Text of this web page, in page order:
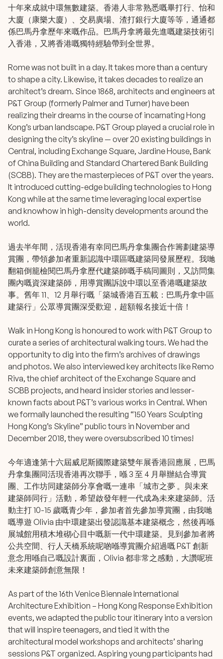
十年來成就中環無數建築。香港人非常熟悉嘅畢打行、怡和
大廈（康樂大廈）、交易廣場、渣打銀行大廈等等，通通都
係巴馬丹拿歷年來嘅作品。巴馬丹拿將最先進嘅建築技術引
入香港，又將香港嘅獨特經驗帶到全世界。
Rome was not built in a day. It takes more than a century
to shape a city. Likewise, it takes decades to realize an
architect’s dream. Since 1868, architects and engineers at
P&T Group (formerly Palmer and Turner) have been
realizing their dreams in the course of incarnating Hong
Kong’s urban landscape. P&T Group played a crucial role in
designing the city’s skyline — over 20 existing buildings in
Central, including Exchange Square, Jardine House, Bank
of China Building and Standard Chartered Bank Building
(SCBB). They are the masterpieces of P&T over the years.
It introduced cutting-edge building technologies to Hong
Kong while at the same time leveraging local expertise
and knowhow in high-density developments around the
world.
過去半年間，活現香港有幸同巴馬丹拿集團合作籌劃建築導
賞團，帶領參加者重新認識中環區嘅建築同發展歷程。我哋
翻箱倒籠檢閱巴馬丹拿歷代建築師嘅手稿同圖則，又訪問集
團內嘅資深建築師，用導賞團訴說中環以至香港嘅建築故
事。舊年 11、12 月舉行嘅「築城香港百五載：巴馬丹拿中區
建築行」公眾導賞團深受歡迎，超額報名接近十倍！
Walk in Hong Kong is honoured to work with P&T Group to
curate a series of architectural walking tours. We had the
opportunity to dig into the firm’s archives of drawings
and photos. We also interviewed key architects like Remo
Riva, the chief architect of the Exchange Square and
SCBB projects, and heard insider stories and lesser-
known facts about P&T’s various works in Central. When
we formally launched the resulting “150 Years Sculpting
Hong Kong’s Skyline” public tours in November and
December 2018, they were oversubscribed 10 times!
今年適逢第十六屆威尼斯國際建築雙年展香港回應展，巴馬
丹拿集團同活現香港再次聯手，喺 3 至 4 月舉辦結合導賞
團、工作坊同建築師分享會嘅一連串「城市之夢 。與未來
建築師同行」活動，希望啟發年輕一代成為未來建築師。活
動主打 10-15 歲嘅青少年，參加者首先參加導賞團，由我哋
嘅導遊 Olivia 由中環建築出發認識基本建築概念，然後再喺
展城館用積木堆砌心目中嘅新一代中環建築。見到參加者將
公共空間、行人天橋系統呢啲喺導賞團介紹過嘅 P&T 創新
意念用喺自己嘅設計裏面，Olivia 都非常之感動，大讚呢班
未來建築師創意無限！
As part of the 16th Venice Biennale International
Architecture Exhibition – Hong Kong Response Exhibition
events, we adapted the public tour itinerary into a version
that will inspire teenagers, and tied it with the
architectural model workshops and architects’ sharing
sessions P&T organized. Aspiring young participants had